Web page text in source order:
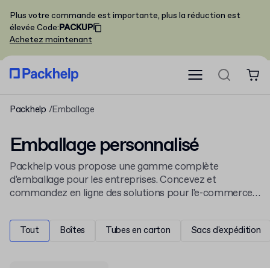
Plus votre commande est importante, plus la réduction est
élevée Code:PACKUP
Achetez maintenant
Packhelp Emballage
Emballage personnalisé
Packhelp vous propose une gamme complète
d'emballage pour les entreprises. Concevez et
commandez en ligne des solutions pour l'e-commerce
postaux. Personnalisez chaque détail pour qu'il
corresponde à votre marque.
Tout Boîtes Tubes en carton Sacs d'expédition